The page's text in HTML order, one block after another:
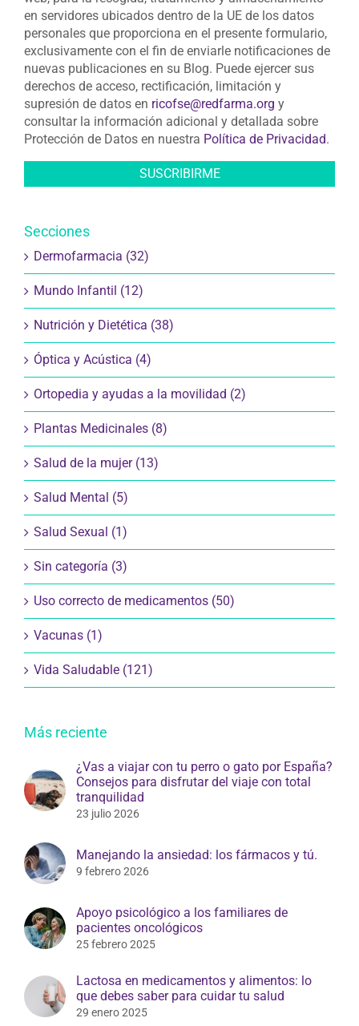
web, para la recogida, tratamiento y almacenamiento
en servidores ubicados dentro de la UE de los datos
personales que proporciona en el presente formulario,
exclusivamente con el fin de enviarle notificaciones de
nuevas publicaciones en su Blog. Puede ejercer sus
derechos de acceso, rectificación, limitación y
supresión de datos enricofse@redfarma.orgy
consultar la información adicional y detallada sobre
Dermofarmacia (32)
Mundo Infantil (12)
Nutrición y Dietética (38)
Óptica y Acústica (4)
Ortopedia y ayudas a la movilidad (2)
Plantas Medicinales (8)
Salud de la mujer (13)
Salud Mental (5)
Salud Sexual (1)
Sin categoría (3)
Uso correcto de medicamentos (50)
Vacunas (1)
Vida Saludable (121)
¿Vas a viajar con tu perro o gato por España?
Consejos para disfrutar del viaje con total
tranquilidad
Manejando la ansiedad: los fármacos y tú.
Apoyo psicológico a los familiares de
pacientes oncológicos
Lactosa en medicamentos y alimentos: lo
que debes saber para cuidar tu salud